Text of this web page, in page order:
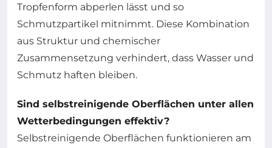
Tropfenform abperlen lässt und so
Schmutzpartikel mitnimmt. Diese Kombination
aus Struktur und chemischer
Zusammensetzung verhindert, dass Wasser und
Schmutz haften bleiben.
Sind selbstreinigende Oberflächen unter allen
Wetterbedingungen effektiv?
Selbstreinigende Oberflächen funktionieren am